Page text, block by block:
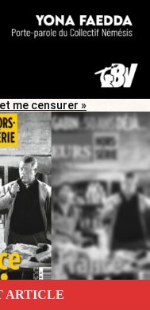
me censurer »
ARTICLE